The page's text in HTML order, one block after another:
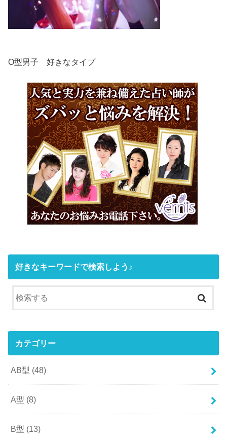
O型男子 好きなタイプ
好きなキーワードで検索しよう♪
カテゴリー
AB型 (48)
A型 (8)
B型 (13)